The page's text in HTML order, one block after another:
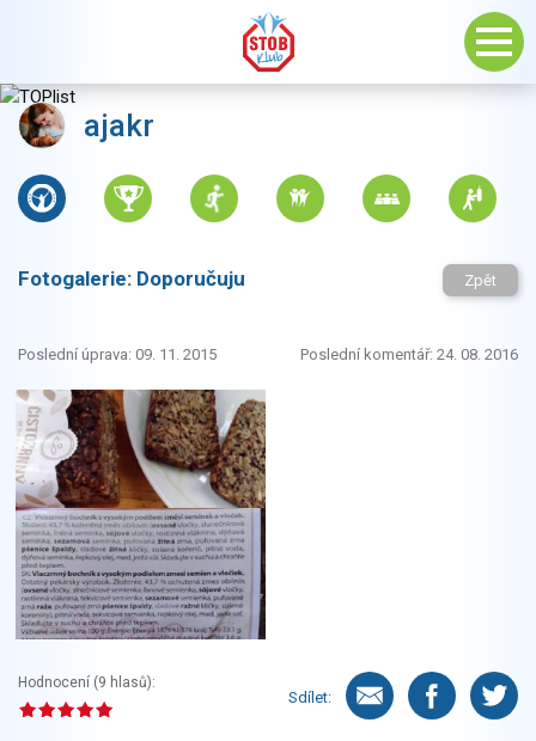
ajakr
Fotogalerie: Doporučuju Zpět
Poslední úprava: 09. 11. 2015 Poslední komentář: 24. 08. 2016
Hodnocení (9 hlasů):
Sdílet: